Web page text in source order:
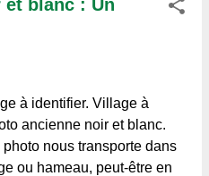
et blanc : Un
à identifier. Village à
ancienne noir et blanc.
nous transporte dans
ou hameau, peut-être en